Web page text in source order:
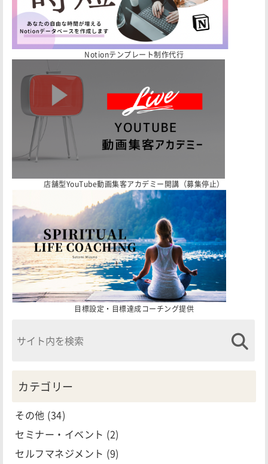
Notionテンプレート制作代行
店舗型YouTube動画集客アカデミー開講（募集停止）
目標設定・目標達成コーチング提供
カテゴリー
その他 (34)
セミナー・イベント (2)
セルフマネジメント (9)